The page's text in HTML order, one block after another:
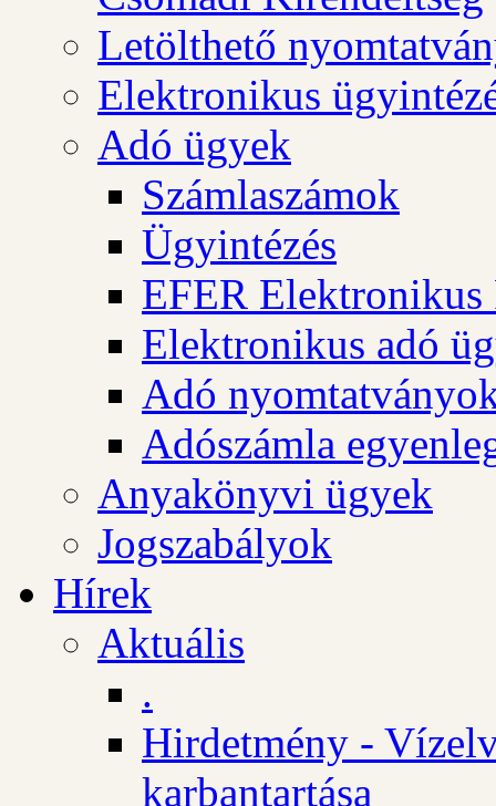
Letölthető
Elektronikus
Adó ügyek
Számlaszámok
Ügyintézés
EFER Elektronikus
Elektronikus adó
Adó
Adószámla
Anyakönyvi ügyek
Jogszabályok
Hírek
Aktuális
.
Hirdetmény -
karbantartása